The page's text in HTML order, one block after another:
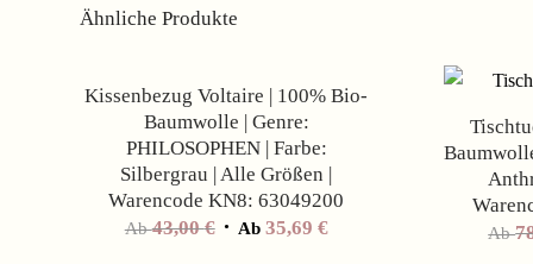
Ähnliche Produkte
Kissenbezug Voltaire | 100% Bio-
Baumwolle | Genre:
PHILOSOPHEN | Farbe:
Silbergrau | Alle Größen |
Warencode KN8: 63049200
Ab43,00€ Ab 35,69 € Ab